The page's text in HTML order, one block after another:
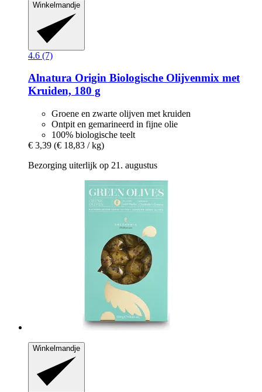
Winkelmandje
4.6 (7)
Alnatura Origin Biologische Olijvenmix met
Kruiden, 180 g
Groene en zwarte olijven met kruiden
Ontpit en gemarineerd in fijne olie
100% biologische teelt
€ 3,39 (€ 18,83 / kg)
Bezorging uiterlijk op 21. augustus
Winkelmandje